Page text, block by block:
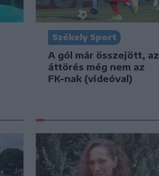
Székely Sport
A gól már összejött, az
áttörés még nem az
FK-nak (videóval)